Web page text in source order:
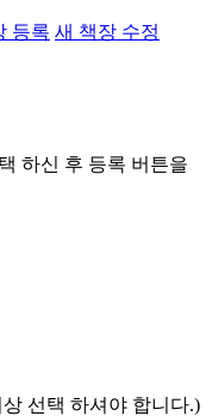
등록 새 책장 수정
하신 후 등록 버튼을
선택 하셔야 합니다.)